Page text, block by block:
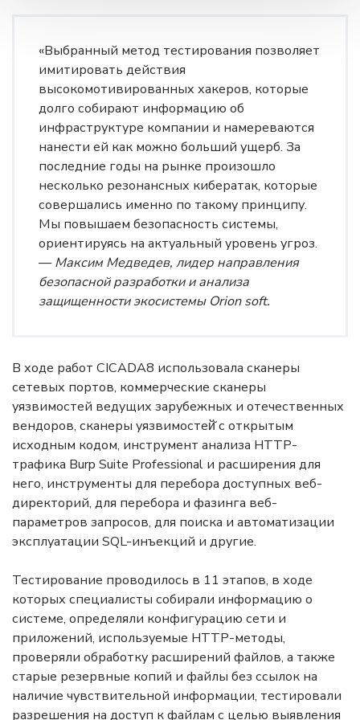
«Выбранный метод тестирования позволяет
имитировать действия
высокомотивированных хакеров, которые
долго собирают информацию об
инфраструктуре компании и намереваются
нанести ей как можно больший ущерб. За
последние годы на рынке произошло
несколько резонансных кибератак, которые
совершались именно по такому принципу.
Мы повышаем безопасность системы,
ориентируясь на актуальный уровень угроз.
—Максим Медведев, лидер направления
безопасной разработки и анализа
защищенности экосистемы Orion soft.
В ходе работ CICADA8 использовала сканеры
сетевых портов, коммерческие сканеры
уязвимостей ведущих зарубежных и отечественных
вендоров, сканеры уязвимостей̆ с открытым
исходным кодом, инструмент анализа HTTP-
трафика Burp Suite Professional и расширения для
него, инструменты для перебора доступных веб-
директорий, для перебора и фазинга веб-
параметров запросов, для поиска и автоматизации
эксплуатации SQL-инъекций и другие.
Тестирование проводилось в 11 этапов, в ходе
которых специалисты собирали информацию о
системе, определяли конфигурацию сети и
приложений, используемые HTTP-методы,
проверяли обработку расширений файлов, а также
старые резервные копий и файлы без ссылок на
наличие чувствительной информации, тестировали
разрешения на доступ к файлам с целью выявления